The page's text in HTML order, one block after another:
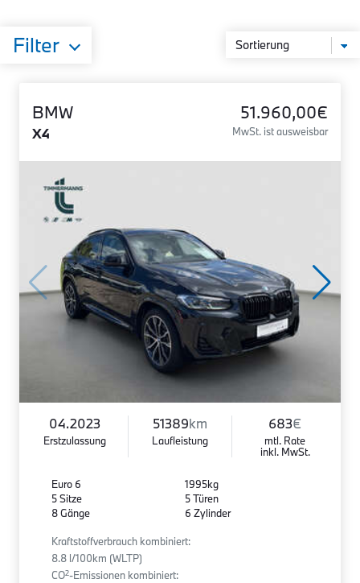
Filter
BMW
X4
51.960,00€
MwSt. ist ausweisbar
04.2023
Erstzulassung
51389km
Laufleistung
683€
mtl. Rate
inkl. MwSt.
Euro 6
5 Sitze
8 Gänge
1995kg
5 Türen
6 Zylinder
Kraftstoffverbrauch kombiniert:
8.8 l/100km (WLTP)
CO2-Emissionen kombiniert: